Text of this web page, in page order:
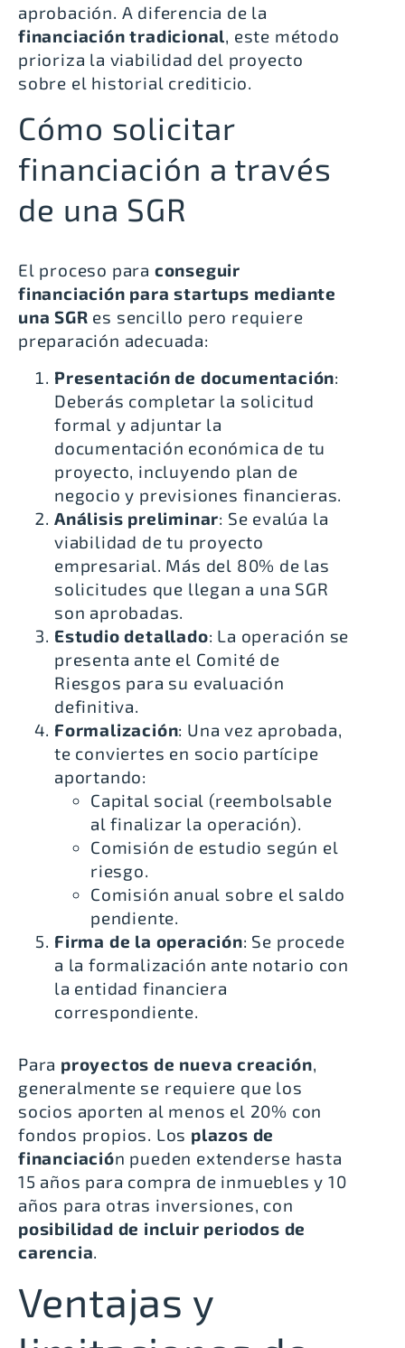
aprobación. A diferencia de la
financiación tradicional, este método
prioriza la viabilidad del proyecto
sobre el historial crediticio.
Cómo solicitar
financiación a través
de una SGR
El proceso para conseguir
financiación para startups mediante
una SGR es sencillo pero requiere
preparación adecuada:
Presentación de documentación:
Deberás completar la solicitud
formal y adjuntar la
documentación económica de tu
proyecto, incluyendo plan de
negocio y previsiones financieras.
Análisis preliminar: Se evalúa la
viabilidad de tu proyecto
empresarial. Más del 80% de las
solicitudes que llegan a una SGR
son aprobadas.
Estudio detallado: La operación se
presenta ante el Comité de
Riesgos para su evaluación
definitiva.
Formalización: Una vez aprobada,
te conviertes en socio partícipe
aportando:
Capital social (reembolsable
al finalizar la operación).
Comisión de estudio según el
riesgo.
Comisión anual sobre el saldo
pendiente.
Firma de la operación: Se procede
a la formalización ante notario con
la entidad financiera
correspondiente.
Para proyectos de nueva creación,
generalmente se requiere que los
socios aporten al menos el 20% con
fondos propios. Los plazos de
financiación pueden extenderse hasta
15 años para compra de inmuebles y 10
años para otras inversiones, con
posibilidad de incluir periodos de
carencia.
Ventajas y